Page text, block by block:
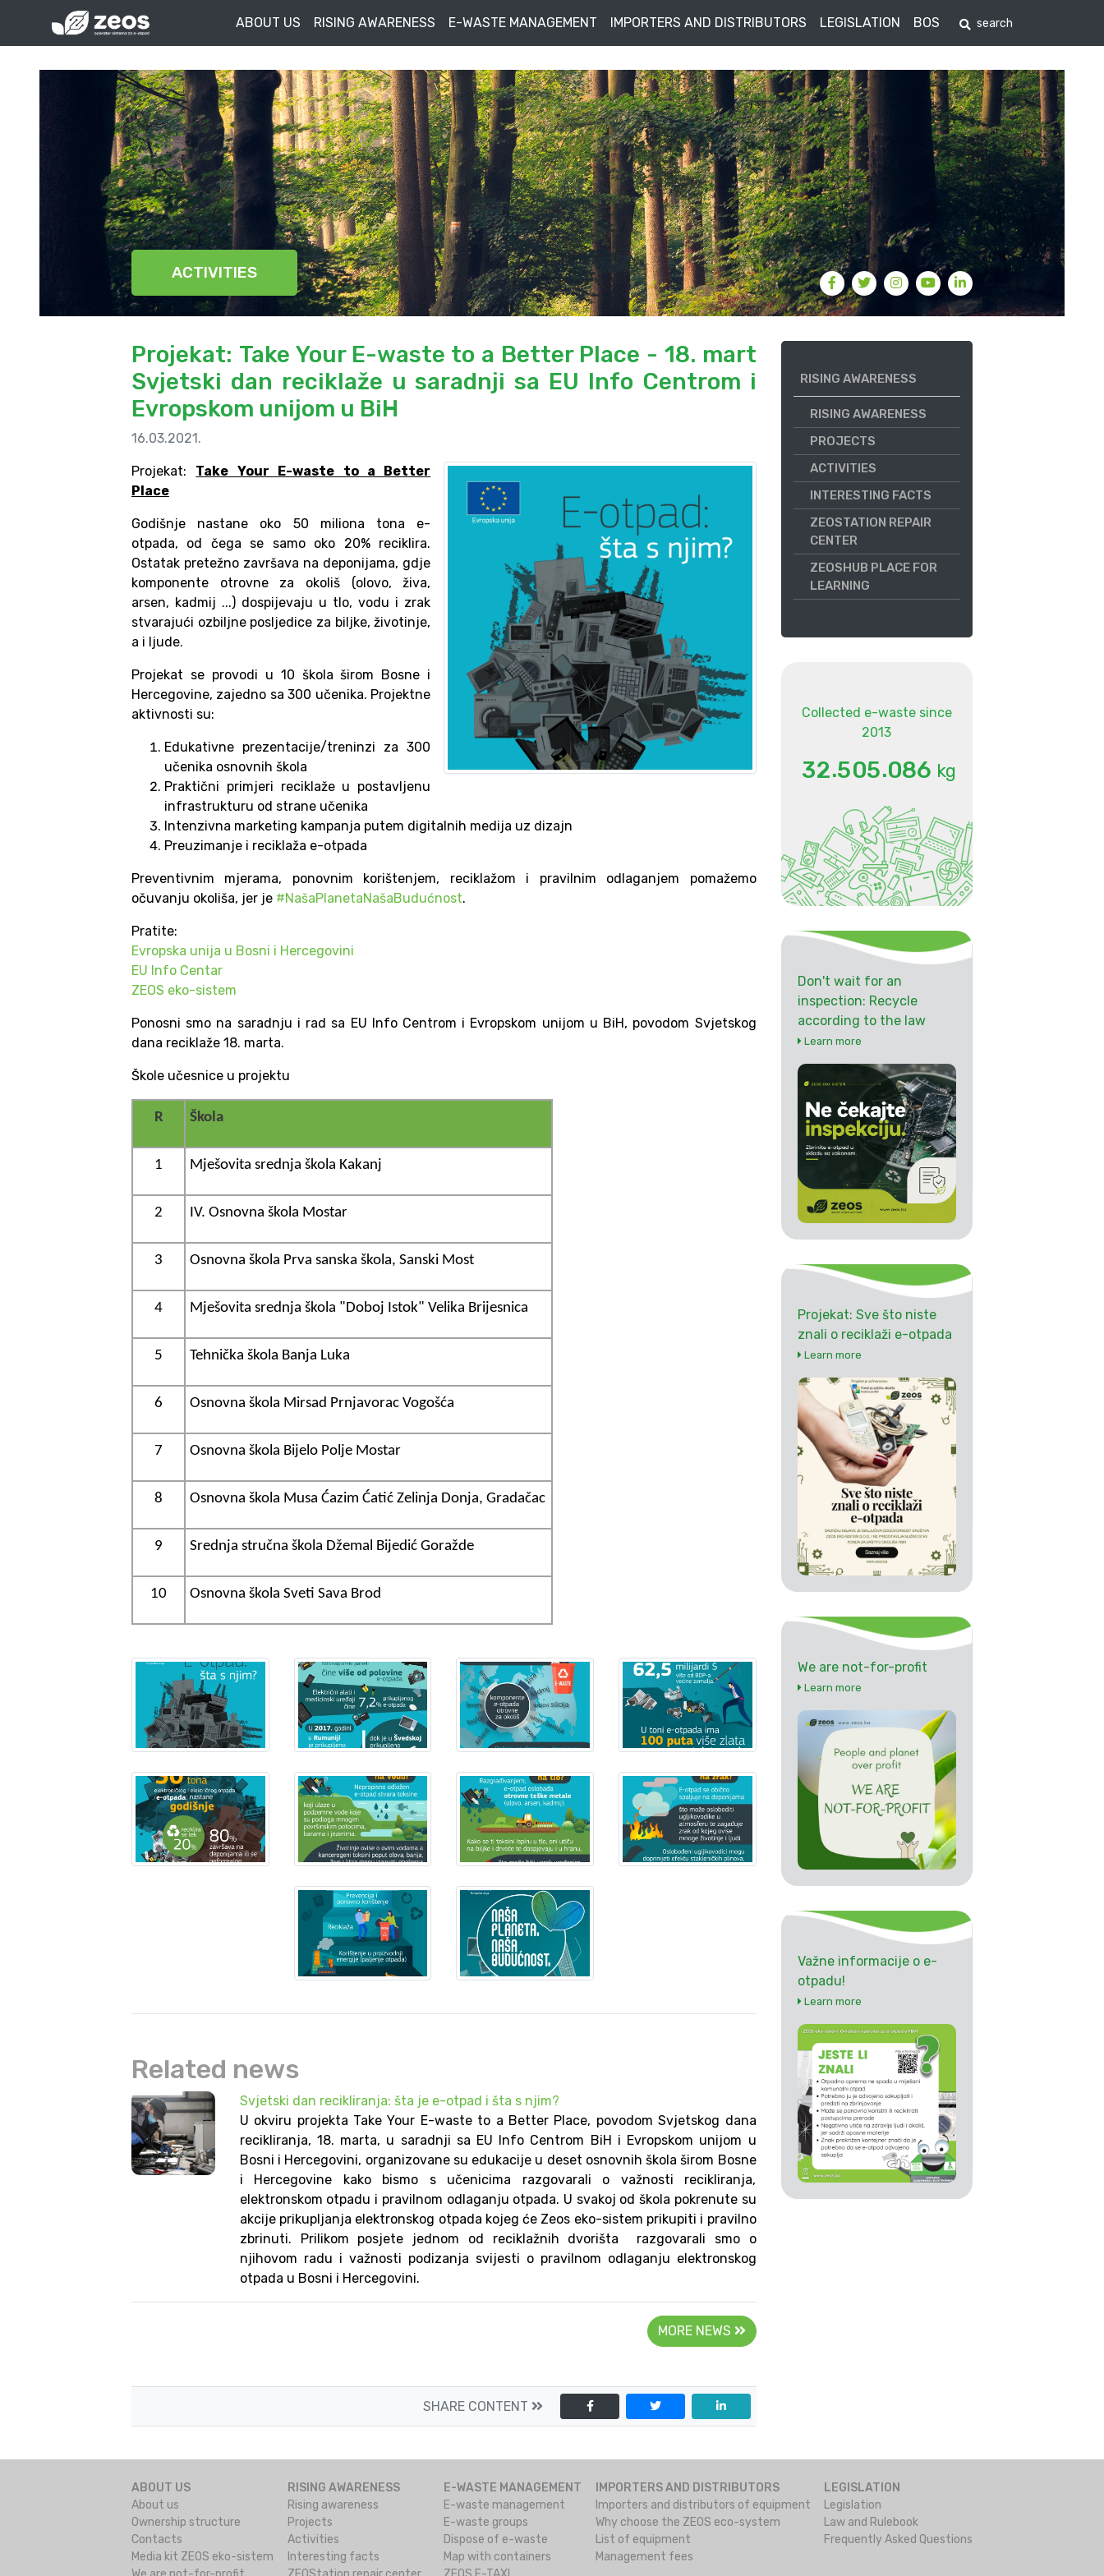
ABOUT US RISING AWARENESS E-WASTE MANAGEMENT IMPORTERS AND DISTRIBUTORS LEGISLATION BOS
ACTIVITIES
Projekat: Take Your E-waste to a Better Place - 18. mart
Svjetski dan reciklaže u saradnji sa EU Info Centrom i
Evropskom unijom u BiH
16.03.2021.
Projekat: Take Your E-waste to a Better
Place
Godišnje nastane oko 50 miliona tona e-
otpada, od čega se samo oko 20% reciklira.
Ostatak pretežno završava na deponijama, gdje
komponente otrovne za okoliš (olovo, živa,
arsen, kadmij ...) dospijevaju u tlo, vodu i zrak
stvarajući ozbiljne posljedice za biljke, životinje,
a i ljude.
Projekat se provodi u 10 škola širom Bosne i
Hercegovine, zajedno sa 300 učenika. Projektne
aktivnosti su:
Edukativne prezentacije/treninzi za 300
učenika osnovnih škola
Praktični primjeri reciklaže u postavljenu
infrastrukturu od strane učenika
Intenzivna marketing kampanja putem digitalnih medija uz dizajn
Preuzimanje i reciklaža e-otpada
Preventivnim mjerama, ponovnim korištenjem, reciklažom i pravilnim odlaganjem pomažemo
očuvanju okoliša, jer je #NašaPlanetaNašaBudućnost.
Pratite:
Evropska unija u Bosni i Hercegovini
EU Info Centar
ZEOS eko-sistem
Ponosni smo na saradnju i rad sa EU Info Centrom i Evropskom unijom u BiH, povodom Svjetskog
dana reciklaže 18. marta.
Škole učesnice u projektu
R Škola
1 Mješovita srednja škola Kakanj
2 IV. Osnovna škola Mostar
3 Osnovna škola Prva sanska škola, Sanski Most
4 Mješovita srednja škola "Doboj Istok" Velika Brijesnica
5 Tehnička škola Banja Luka
6 Osnovna škola Mirsad Prnjavorac Vogošća
7 Osnovna škola Bijelo Polje Mostar
8 Osnovna škola Musa Ćazim Ćatić Zelinja Donja, Gradačac
9 Srednja stručna škola Džemal Bijedić Goražde
10 Osnovna škola Sveti Sava Brod
Related news
Svjetski dan recikliranja: šta je e-otpad i šta s njim?
U okviru projekta Take Your E-waste to a Better Place, povodom Svjetskog dana
recikliranja, 18. marta, u saradnji sa EU Info Centrom BiH i Evropskom unijom u
Bosni i Hercegovini, organizovane su edukacije u deset osnovnih škola širom Bosne
i Hercegovine kako bismo s učenicima razgovarali o važnosti recikliranja,
elektronskom otpadu i pravilnom odlaganju otpada. U svakoj od škola pokrenute su
akcije prikupljanja elektronskog otpada kojeg će Zeos eko-sistem prikupiti i pravilno
zbrinuti. Prilikom posjete jednom od reciklažnih dvorišta razgovarali smo o
njihovom radu i važnosti podizanja svijesti o pravilnom odlaganju elektronskog
otpada u Bosni i Hercegovini.
MORE NEWS
SHARE CONTENT
RISING AWARENESS
RISING AWARENESS
PROJECTS
ACTIVITIES
INTERESTING FACTS
ZEOSTATION REPAIR
CENTER
ZEOSHUB PLACE FOR
LEARNING
Collected e-waste since
2013
32.505.086 kg
Don't wait for an
inspection: Recycle
according to the law
Learn more
Projekat: Sve što niste
znali o reciklaži e-otpada
Learn more
We are not-for-profit
Learn more
Važne informacije o e-
otpadu!
Learn more
ABOUT US
About us
Ownership structure
Contacts
Media kit ZEOS eko-sistem
RISING AWARENESS
Rising awareness
Projects
Activities
Interesting facts
E-WASTE MANAGEMENT
E-waste management
E-waste groups
Dispose of e-waste
Map with containers
IMPORTERS AND DISTRIBUTORS
Importers and distributors of equipment
Why choose the ZEOS eco-system
List of equipment
Management fees
LEGISLATION
Legislation
Law and Rulebook
Frequently Asked Questions